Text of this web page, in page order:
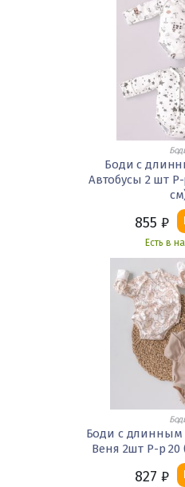
Боди с
Автобусы 2 шт Р-
855 ₽
Есть в
Боди с длинным
Веня 2шт Р-р 20
827 ₽